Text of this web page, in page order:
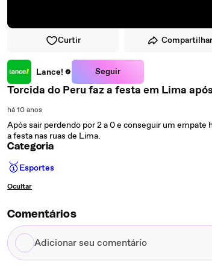
Curtir Compartilhar
Lance! Seguir
Torcida do Peru faz a festa em Lima
há 10 anos
Após sair perdendo por 2 a 0 e conseguir um empate
a festa nas ruas de Lima.
Categoria
🥇Esportes
Ocultar
Comentários
Adicionar
seu